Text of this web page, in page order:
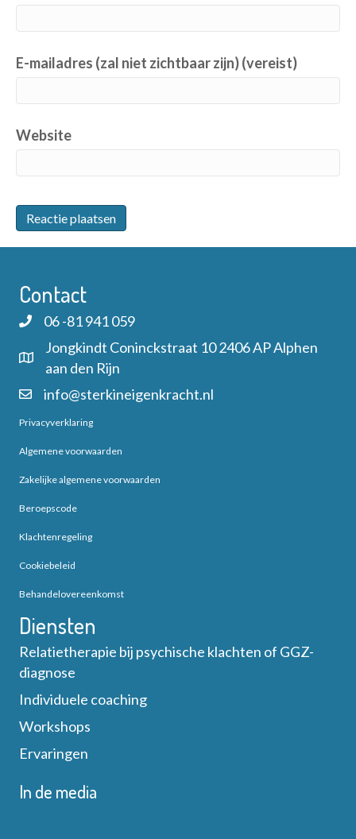
E-mailadres (zal niet zichtbaar zijn) (vereist)
Website
Contact
06 -81 941 059
Jongkindt Coninckstraat 10 2406 AP Alphen
aan den Rijn
info@sterkineigenkracht.nl
Privacyverklaring
Algemene voorwaarden
Zakelijke algemene voorwaarden
Beroepscode
Klachtenregeling
Cookiebeleid
Behandelovereenkomst
Diensten
Relatietherapie bij psychische klachten of GGZ-
diagnose
Individuele coaching
Workshops
Ervaringen
In de media